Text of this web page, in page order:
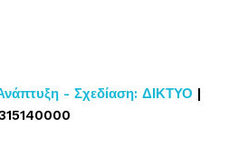
- Σχεδίαση: ΔΙΚΤΥΟ |